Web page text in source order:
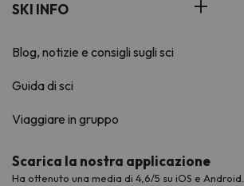
SKI INFO
Blog, notizie e consigli sugli sci
Guida di sci
Viaggiare in gruppo
Scarica la nostra applicazione
Ha ottenuto una media di 4,6/5 su iOS e Android.